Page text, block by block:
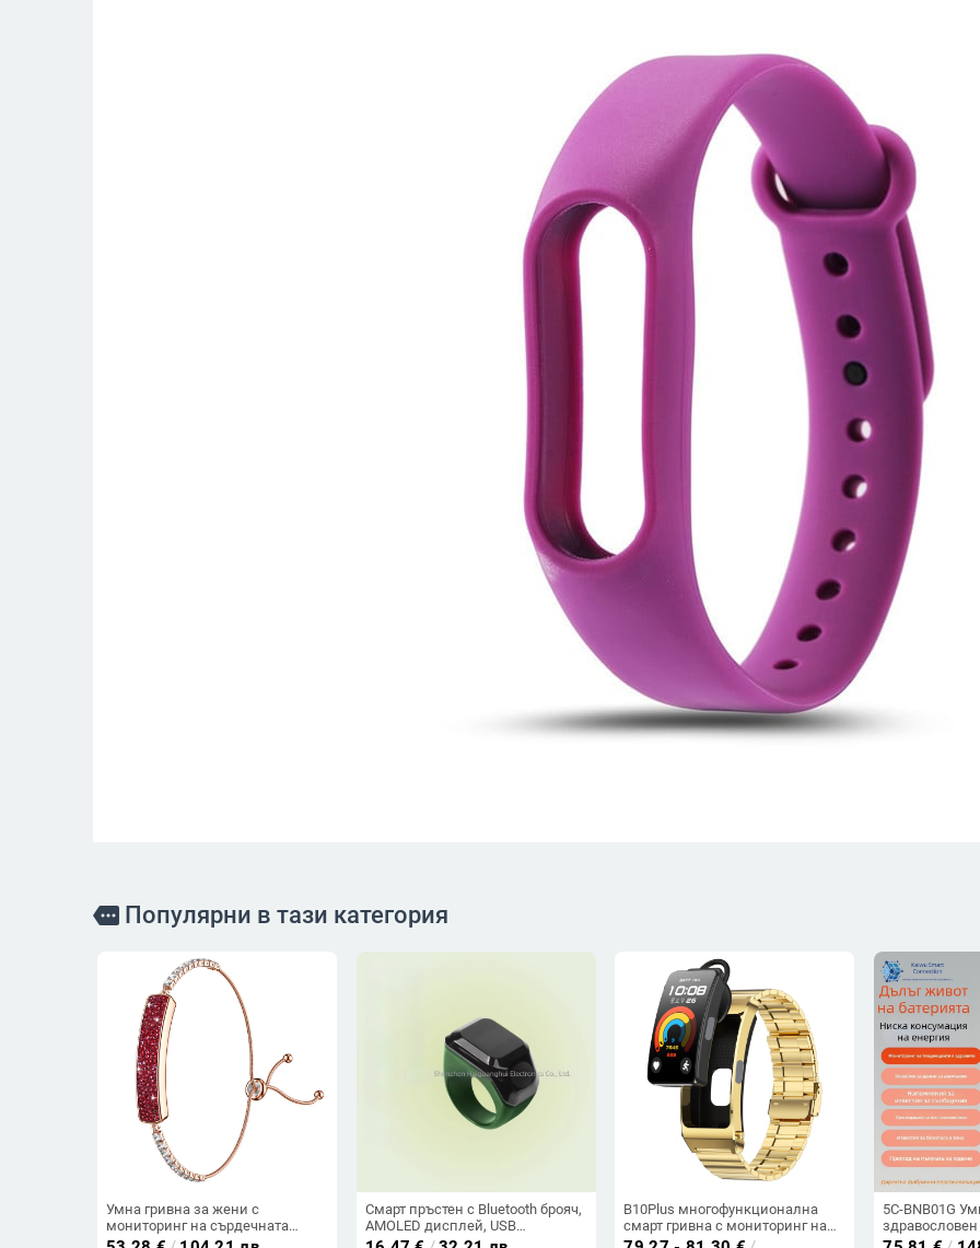
more Популярни в тази категория
Умна гривна за жени с
мониторинг на сърдечната
честота, кислород в кръвта,
Смарт пръстен с Bluetooth брояч,
AMOLED дисплей, USB
зареждане, ABS каишка
B10Plus многофункционална
смарт гривна с мониторинг на
сърдечния ритъм и кислород в
5C-BNB01G